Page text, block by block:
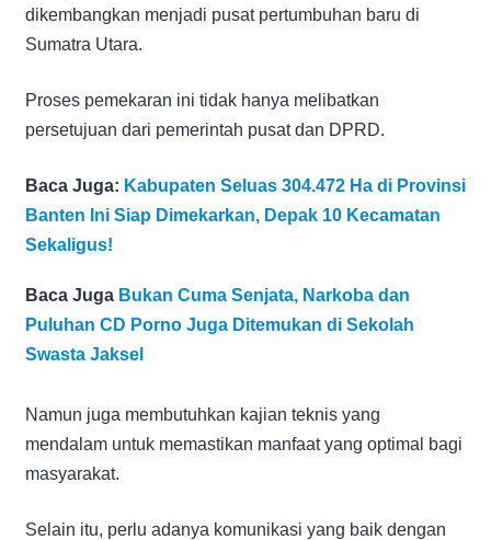
dikembangkan menjadi pusat pertumbuhan baru di
Sumatra Utara.
Proses pemekaran ini tidak hanya melibatkan
persetujuan dari pemerintah pusat dan DPRD.
Baca Juga: Kabupaten Seluas 304.472 Ha di Provinsi
Banten Ini Siap Dimekarkan, Depak 10 Kecamatan
Sekaligus!
Baca Juga Bukan Cuma Senjata, Narkoba dan
Puluhan CD Porno Juga Ditemukan di Sekolah
Swasta Jaksel
Namun juga membutuhkan kajian teknis yang
mendalam untuk memastikan manfaat yang optimal bagi
masyarakat.
Selain itu, perlu adanya komunikasi yang baik dengan